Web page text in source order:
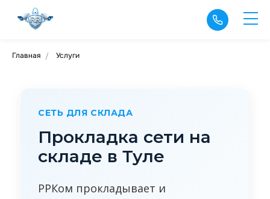
Главная / Услуги
СЕТЬ ДЛЯ СКЛАДА
Прокладка сети на
складе в Туле
РРКом прокладывает и